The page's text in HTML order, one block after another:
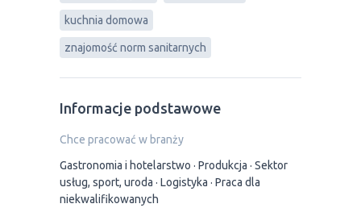
kuchnia domowa
znajomość norm sanitarnych
Informacje podstawowe
Chce pracować w branży
Gastronomia i hotelarstwo
Produkcja
Sektor
usług, sport, uroda
Logistyka
Praca dla
niekwalifikowanych